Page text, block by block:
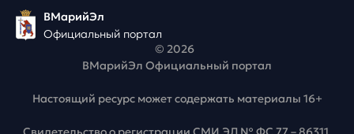
ВМарийЭл
Официальный портал
© 2026
ВМарийЭл Официальный портал
Настоящий ресурс может содержать материалы 16+